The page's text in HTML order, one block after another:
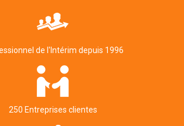
de l'Intérim depuis 1996
250 Entreprises clientes